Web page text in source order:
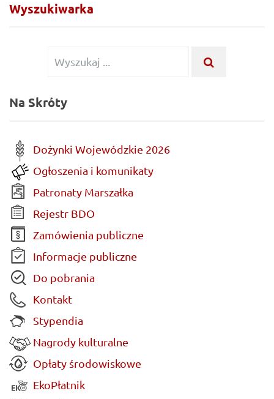
Wyszukiwarka
Wyszukiwanie
Na Skróty
Dożynki Wojewódzkie 2026
Ogłoszenia i komunikaty
Patronaty Marszałka
Rejestr BDO
Zamówienia publiczne
Informacje publiczne
Do pobrania
Kontakt
Stypendia
Nagrody kulturalne
Opłaty środowiskowe
EkoPłatnik